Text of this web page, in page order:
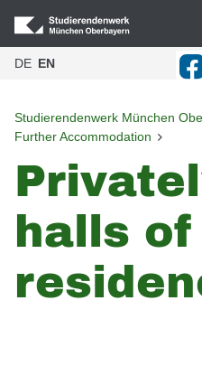
DE EN
Studierendenwerk München
Further Accommodation
halls of
Blog
Gastronomie
Halls of residence
Studierendenwerk
Application
Downloads and Forms
Contact Details
Further
BAföG
Advice and Counselling